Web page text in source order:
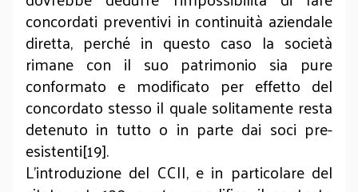
concordati preventivi in continuità aziendale
diretta, perché in questo caso la società
rimane con il suo patrimonio sia pure
conformato e modificato per effetto del
concordato stesso il quale solitamente resta
detenuto in tutto o in parte dai soci pre-
esistenti[19].
L’introduzione del CCII, e in particolare del